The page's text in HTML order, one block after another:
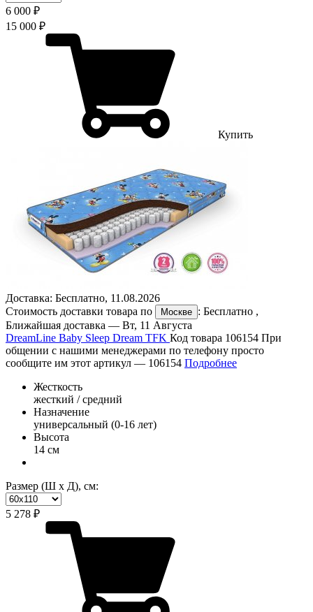
6 000 ₽
15 000 ₽
Купить
Доставка: Бесплатно, 11.08.2026
Стоимость доставки товара по
Москве : Бесплатно ,
Ближайшая доставка — Вт, 11 Августа
DreamLine Baby Sleep Dream TFK Код товара 106154 При
общении с нашими менеджерами по телефону просто
сообщите им этот артикул — 106154 Подробнее
Жесткость
жесткий / средний
Назначение
универсальный (0-16 лет)
Высота
14 см
Размер (Ш х Д), см:
5 278 ₽